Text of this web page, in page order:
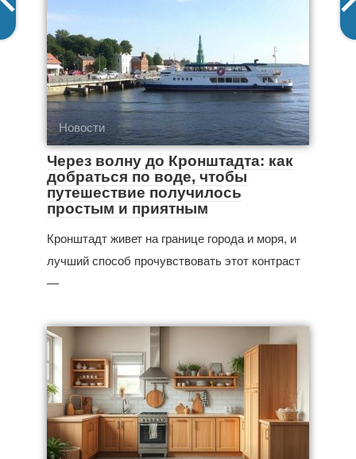
Новости
Через волну до Кронштадта: как
добраться по воде, чтобы
путешествие получилось
простым и приятным
Кронштадт живет на границе города и моря, и
лучший способ прочувствовать этот контраст
—